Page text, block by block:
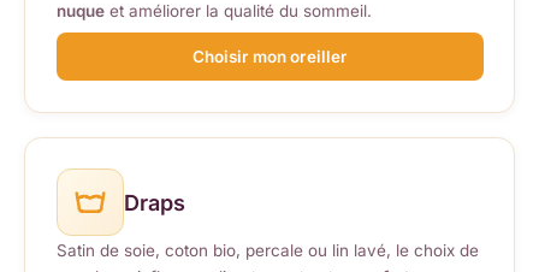
nuqueet améliorer la qualité du sommeil.
Choisir mon oreiller
Draps
Satin de soie, coton bio, percale ou lin lavé, le choix de